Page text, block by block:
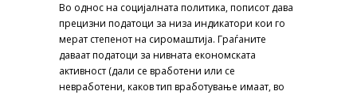
Во однос на социјалната политика, пописот дава
прецизни податоци за низа индикатори кои го
мерат степенот на сиромаштија. Граѓаните
даваат податоци за нивната економската
активност (дали се вработени или се
невработени, каков тип вработување имаат, во